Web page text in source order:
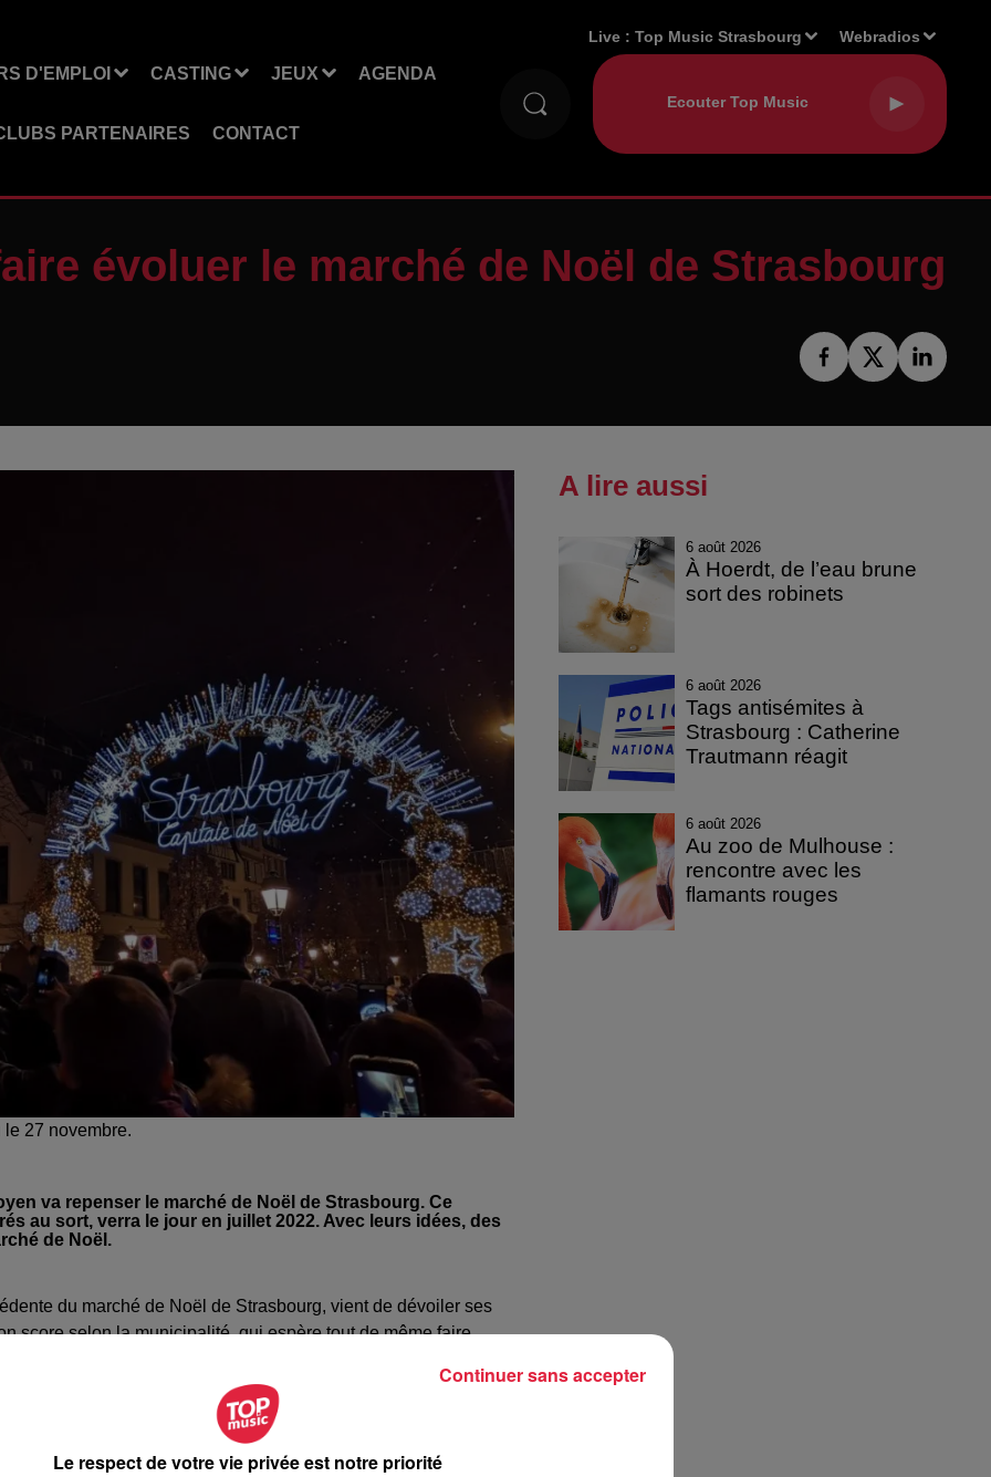
D'EMPLOI CASTING JEUX AGENDA
PARTENAIRES CONTACT
Live :Top Music Strasbourg Webradios
évoluer le marché de Noël de Strasbourg
27 novembre.
va repenser le marché de Noël de Strasbourg. Ce
au sort, verra le jour en juillet 2022. Avec leurs idées, des
de Noël.
du marché de Noël de Strasbourg, vient de dévoiler ses
score selon la municipalité, qui espère tout de même faire
années, c’est important pour nous de faire participer les
Noël"
, explique Jeanne Barseghian, maire de Strasbourg.
A lire aussi
6 août 2026
À Hoerdt, de l’eau brune
sort des robinets
6 août 2026
Tags antisémites à
Strasbourg : Catherine
Trautmann réagit
6 août 2026
Au zoo de Mulhouse :
rencontre avec les
flamants rouges
Le respect de votre vie privée est notre priorité
Continuer sans accepter